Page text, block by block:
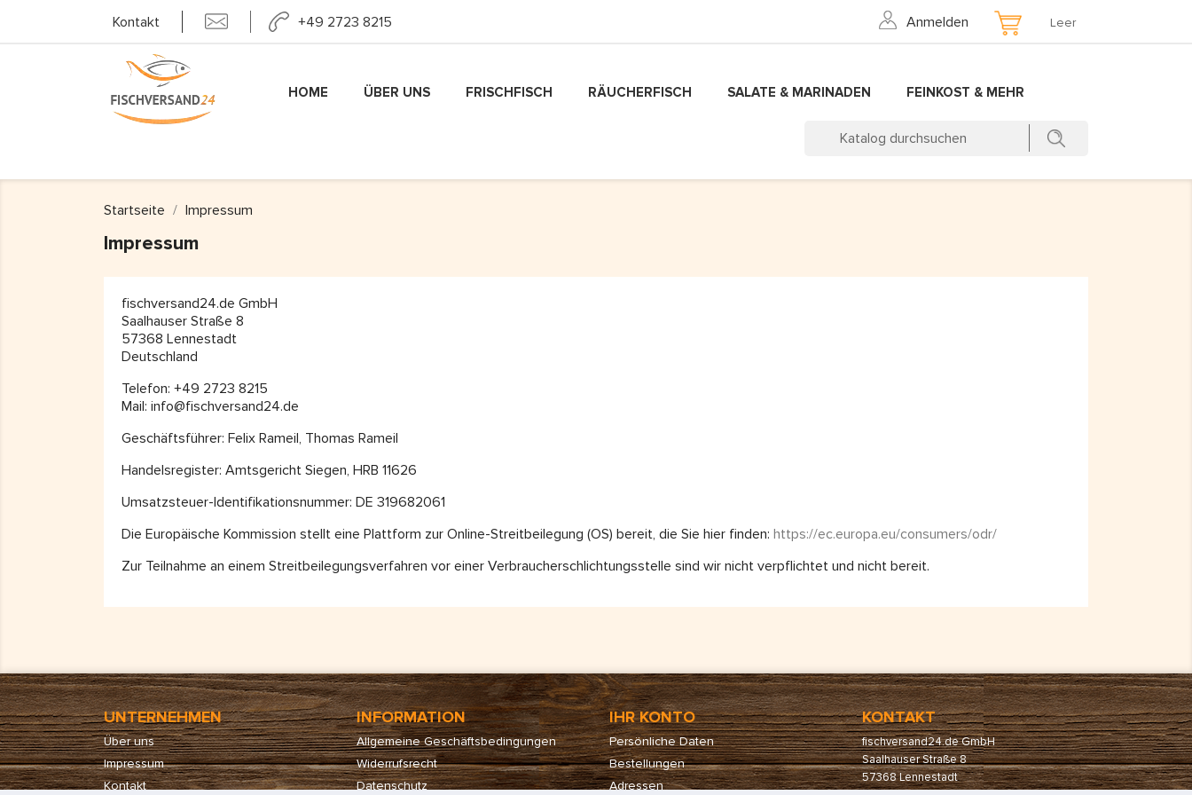
Kontakt +49 2723 8215 Anmelden Leer
HOME ÜBER UNS FRISCHFISCH RÄUCHERFISCH SALATE & MARINADEN FEINKOST & MEHR
Startseite Impressum
Impressum
fischversand24.de GmbH
Saalhauser Straße 8
57368 Lennestadt
Deutschland
Telefon: +49 2723 8215
Mail: info@fischversand24.de
Geschäftsführer: Felix Rameil, Thomas Rameil
Handelsregister: Amtsgericht Siegen, HRB 11626
Umsatzsteuer-Identifikationsnummer: DE 319682061
Die Europäische Kommission stellt eine Plattform zur Online-Streitbeilegung (OS) bereit, die Sie hier finden: https://ec.europa.eu/consumers/odr/
Zur Teilnahme an einem Streitbeilegungsverfahren vor einer Verbraucherschlichtungsstelle sind wir nicht verpflichtet und nicht bereit.
UNTERNEHMEN
Über uns
Impressum
Kontakt
INFORMATION
Allgemeine Geschäftsbedingungen
Widerrufsrecht
Datenschutz
IHR KONTO
Persönliche Daten
Bestellungen
Adressen
KONTAKT
fischversand24.de GmbH
Saalhauser Straße 8
57368 Lennestadt